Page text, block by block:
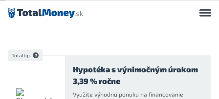
Preskočiť na obsah
Totaltip
Hypotéka s výnimočným úrokom
3,39 % ročne
Využite výhodnú ponuku na financovanie